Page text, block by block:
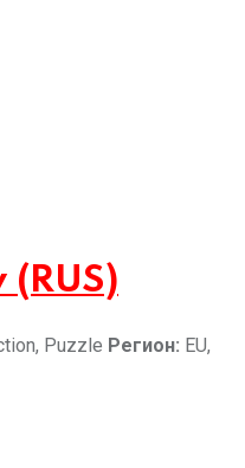
Puzzle Регион: EU,